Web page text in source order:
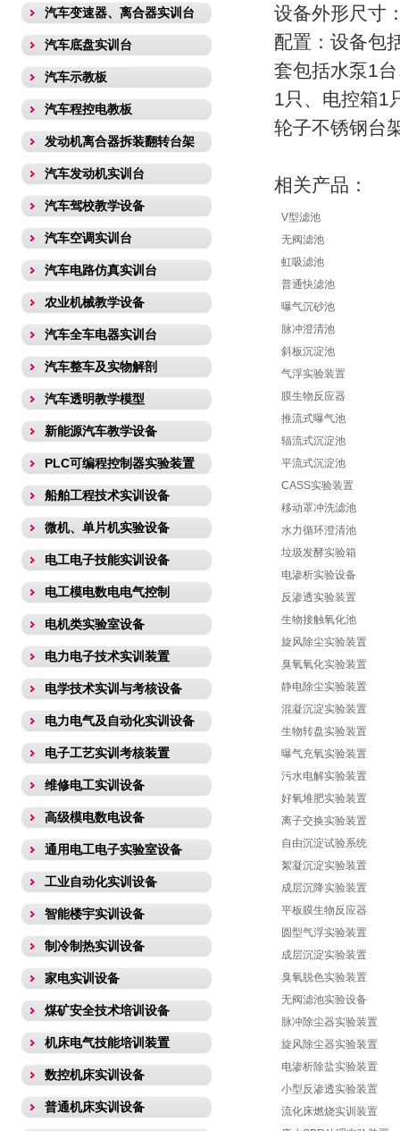
设备外形尺寸
配置：设备包
套包括水泵1
1只、电控箱1
轮子不锈钢台
相关产品：
V型滤池
无阀滤池
虹吸滤池
普通快滤池
曝气沉砂池
脉冲澄清池
斜板沉淀池
气浮实验装置
膜生物反应器
推流式曝气池
辐流式沉淀池
平流式沉淀池
CASS实验装置
移动罩冲洗滤池
水力循环澄清池
垃圾发酵实验箱
电渗析实验设备
反渗透实验装置
生物接触氧化池
旋风除尘实验装置
臭氧氧化实验装置
静电除尘实验装置
混凝沉淀实验装置
生物转盘实验装置
曝气充氧实验装置
污水电解实验装置
好氧堆肥实验装置
离子交换实验装置
自由沉淀试验系统
絮凝沉淀实验装置
成层沉降实验装置
平板膜生物反应器
圆型气浮实验装置
成层沉淀实验装置
臭氧脱色实验装置
无阀滤池实验设备
脉冲除尘器实验装置
旋风除尘器实验装置
电渗析除盐实验装置
小型反渗透实验装置
流化床燃烧实训装置
汽车变速器、离合器实训台
汽车底盘实训台
汽车示教板
汽车程控电教板
发动机离合器拆装翻转台架
汽车发动机实训台
汽车驾校教学设备
汽车空调实训台
汽车电路仿真实训台
农业机械教学设备
汽车全车电器实训台
汽车整车及实物解剖
汽车透明教学模型
新能源汽车教学设备
PLC可编程控制器实验装置
船舶工程技术实训设备
微机、单片机实验设备
电工电子技能实训设备
电工模电数电电气控制
电机类实验室设备
电力电子技术实训装置
电学技术实训与考核设备
电力电气及自动化实训设备
电子工艺实训考核装置
维修电工实训设备
高级模电数电设备
通用电工电子实验室设备
工业自动化实训设备
智能楼宇实训设备
制冷制热实训设备
家电实训设备
煤矿安全技术培训设备
机床电气技能培训装置
数控机床实训设备
普通机床实训设备